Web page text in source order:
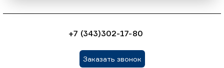
+7 (343)302-17-80
Заказать звонок